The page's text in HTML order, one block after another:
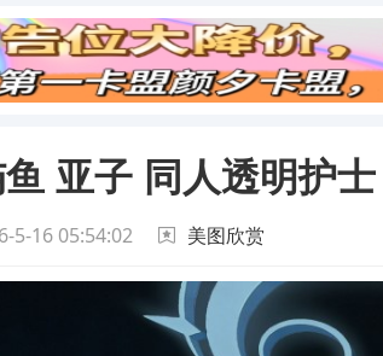
亚子 同人透明护士
5-16 05:54:02 美图欣赏